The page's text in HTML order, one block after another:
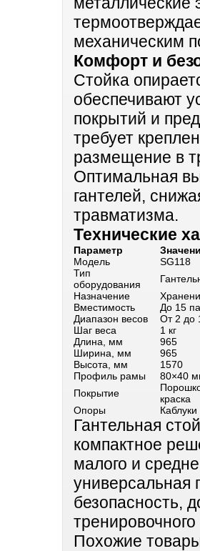
механическим
Комфорт и
Стойка
обеспечивают
покрытий и
требует
размещение в
Оптимальная
гантелей,
травматизма.
Технические
Параметр
Модель
SG118
Тип
оборудования
Назначение
Вместимость
До 15
Диапазон весов
От 2 до
Шаг веса
1 кг
Длина, мм
965
Ширина, мм
965
Высота, мм
1570
Профиль рамы
80×40
Покрытие
краска
Опоры
Гантельная
компактное
малого и
универсальная
безопасность,
Похожие